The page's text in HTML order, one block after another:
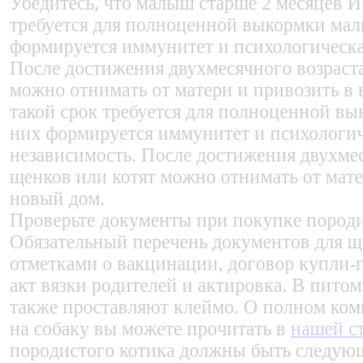
требуется для полноценной выкормки
формируется иммунитет и
После достижения двухмесячного
можно отнимать от матери и привозить
такой срок требуется для полноценной
них формируется иммунитет и
независимость. После достижения
щенков или котят можно отнимать от
новый дом.
Проверьте документы при покупке
Обязательный перечень документов для
отметками о вакцинации, договор
акт вязки родителей и актировка. В
также проставляют клеймо. О полном
на собаку вы можете прочитать в нашей
породистого котика должны быть